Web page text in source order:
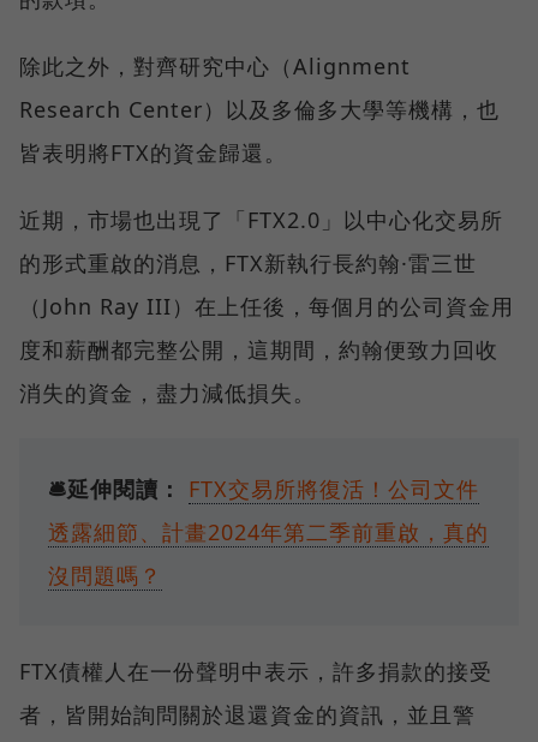
除此之外，對齊研究中心（Alignment
Research Center）以及多倫多大學等機構，也
皆表明將FTX的資金歸還。
近期，市場也出現了「FTX2.0」以中心化交易所
的形式重啟的消息，FTX新執行長約翰·雷三世
（John Ray III）在上任後，每個月的公司資金用
度和薪酬都完整公開，這期間，約翰便致力回收
消失的資金，盡力減低損失。
🛎️延伸閱讀：
FTX交易所將復活！公司文件
透露細節、計畫2024年第二季前重啟，真的
沒問題嗎？
FTX債權人在一份聲明中表示，許多捐款的接受
者，皆開始詢問關於退還資金的資訊，並且警